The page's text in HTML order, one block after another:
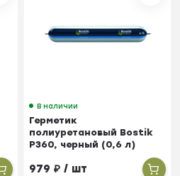
В наличии
Герметик
полиуретановый Bostik
P360, черный (0,6 л)
979₽ / шт